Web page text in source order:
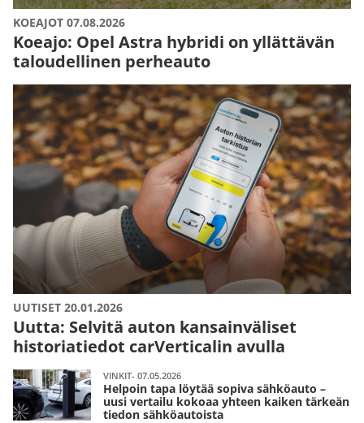
KOEAJOT 07.08.2026
Koeajo: Opel Astra hybridi on yllättävän
taloudellinen perheauto
UUTISET 20.01.2026
Uutta: Selvitä auton kansainväliset
historiatiedot carVerticalin avulla
VINKIT- 07.05.2026
Helpoin tapa löytää sopiva sähköauto –
uusi vertailu kokoaa yhteen kaiken tärkeän
tiedon sähköautoista